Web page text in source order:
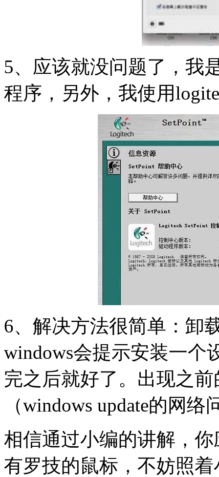
5、应该就没问题了，我
程序，另外，我使用
6、解决方法很简单：卸
windows会提示安装一个
完之后就好了。出现之
（windows update的网
相信通过小编的讲解，
有罗技的鼠标，不妨照